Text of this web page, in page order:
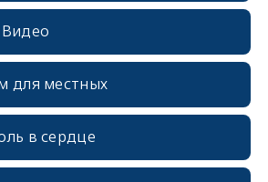
для местных
в сердце
erid: 2SDnjdPjgYS